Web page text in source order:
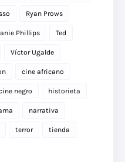
Ryan Prows
Phillips Ted
Víctor Ugalde
cine africano
negro historieta
narrativa
terror tienda